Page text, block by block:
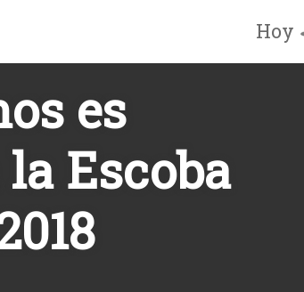
Hoy
es
Escoba